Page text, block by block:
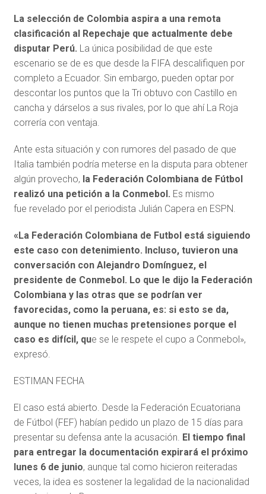
La selección de Colombia aspira a una remota
clasificación al Repechaje que actualmente debe
disputar Perú. La única posibilidad de que este
escenario se de es que desde la FIFA descalifiquen por
completo a Ecuador. Sin embargo, pueden optar por
descontar los puntos que la Tri obtuvo con Castillo en
cancha y dárselos a sus rivales, por lo que ahí La Roja
correría con ventaja.
Ante esta situación y con rumores del pasado de que
Italia también podría meterse en la disputa para obtener
algún provecho, la Federación Colombiana de Fútbol
realizó una petición a la Conmebol. Es mismo
fue revelado por el periodista Julián Capera en ESPN.
«La Federación Colombiana de Futbol está siguiendo
este caso con detenimiento. Incluso, tuvieron una
conversación con Alejandro Domínguez, el
presidente de Conmebol. Lo que le dijo la Federación
Colombiana y las otras que se podrían ver
favorecidas, como la peruana, es: si esto se da,
aunque no tienen muchas pretensiones porque el
caso es difícil, que se le respete el cupo a Conmebol»,
expresó.
ESTIMAN FECHA
El caso está abierto. Desde la Federación Ecuatoriana
de Fútbol (FEF) habían pedido un plazo de 15 días para
presentar su defensa ante la acusación. El tiempo final
para entregar la documentación expirará el próximo
lunes 6 de junio, aunque tal como hicieron reiteradas
veces, la idea es sostener la legalidad de la nacionalidad